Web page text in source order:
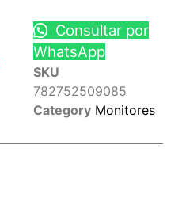
Consultar por
WhatsApp
SKU
782752509085
Category Monitores